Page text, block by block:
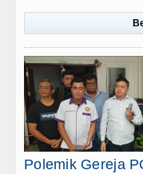
Polemik Gereja